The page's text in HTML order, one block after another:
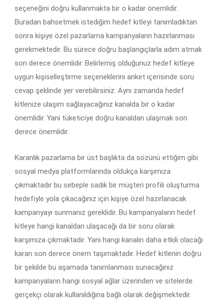
seçeneğini doğru kullanmakta bir o kadar önemlidir.
Buradan bahsetmek istediğim hedef kitleyi tanımladıktan
sonra kişiye özel pazarlama kampanyaların hazırlanması
gerekmektedir. Bu sürece doğru başlangıçlarla adım atmak
son derece önemlidir. Belirlemiş olduğunuz hedef kitleye
uygun kişiselleştirme seçeneklerini anket içerisinde soru
cevap şeklinde yer verebilirsiniz. Aynı zamanda hedef
kitlenize ulaşım sağlayacağınız kanalda bir o kadar
önemlidir. Yani tüketiciye doğru kanaldan ulaşmak son
derece önemlidir.
Karanlık pazarlama bir üst başlıkta da sözünü ettiğim gibi
sosyal medya platformlarında oldukça karşımıza
çıkmaktadır bu sebeple sadık bir müşteri profili oluşturma
hedefiyle yola çıkacağınız için kişiye özel hazırlanacak
kampanyayı sunmanız gereklidir. Bu kampanyaların hedef
kitleye hangi kanaldan ulaşacağı da bir soru olarak
karşımıza çıkmaktadır. Yani hangi kanalın daha etkili olacağı
kararı son derece önem taşımaktadır. Hedef kitlenin doğru
bir şekilde bu aşamada tanımlanması sunacağınız
kampanyaların hangi sosyal ağlar üzerinden ve sitelerde
gerçekçi olarak kullanıldığına bağlı olarak değişmektedir.